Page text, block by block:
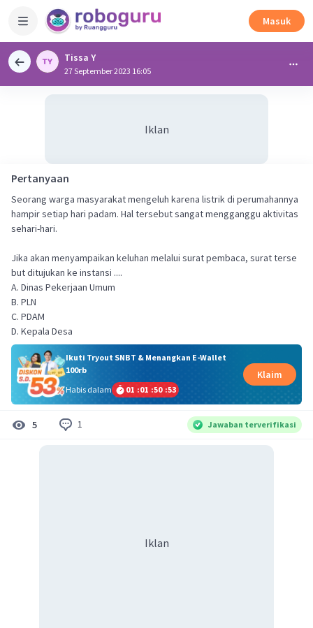
Masuk
Tissa Y
27 September 2023 16:05
Iklan
Pertanyaan
Seorang warga masyarakat mengeluh karena listrik di perumahannya
hampir setiap hari padam. Hal tersebut sangat mengganggu aktivitas
sehari-hari.
Jika akan menyampaikan keluhan melalui surat pembaca, surat terse
but ditujukan ke instansi ....
A. Dinas Pekerjaan Umum
B. PLN
C. PDAM
D. Kepala Desa
Ikuti Tryout SNBT & Menangkan E-Wallet
100rb
Habis dalam
01 :01 :50 :52
Klaim
5 1 Jawaban terverifikasi
Iklan